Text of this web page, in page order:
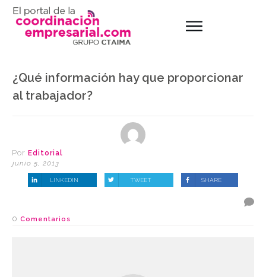
¿Qué información hay que proporcionar
al trabajador?
Por Editorial
junio 5, 2013
LINKEDIN TWEET SHARE
0 Comentarios